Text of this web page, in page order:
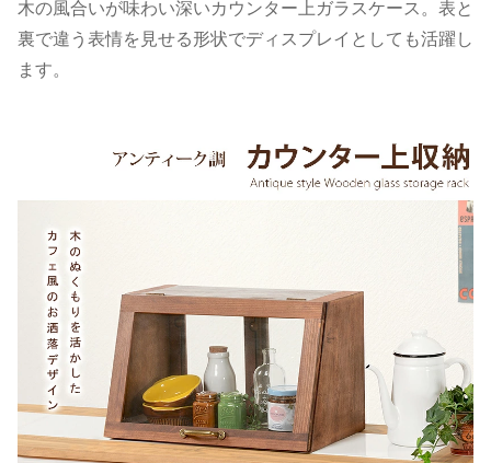
木の風合いが味わい深いカウンター上ガラスケース。表と
裏で違う表情を見せる形状でディスプレイとしても活躍し
ます。